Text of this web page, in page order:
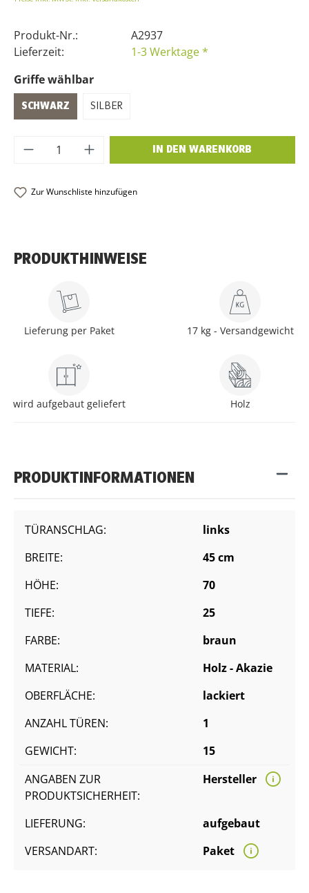
Produkt-Nr.:
A2937
Lieferzeit:
1-3 Werktage *
Griffe wählbar
SCHWARZ SILBER
Produkt Anzahl: Gib den gewünschten
IN DEN WARENKORB
Zur Wunschliste hinzufügen
PRODUKTHINWEISE
Lieferung per Paket 17 kg - Versandgewicht
wird aufgebaut geliefert Holz
PRODUKTINFORMATIONEN
TÜRANSCHLAG:
links
BREITE:
45 cm
HÖHE:
70
TIEFE:
25
FARBE:
braun
MATERIAL:
Holz - Akazie
OBERFLÄCHE:
lackiert
ANZAHL TÜREN:
1
GEWICHT:
15
ANGABEN ZUR
PRODUKTSICHERHEIT:
Hersteller
LIEFERUNG:
aufgebaut
VERSANDART:
Paket